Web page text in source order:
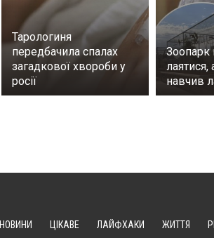
Тарологиня
передбачила спалах
загадкової хвороби у
росії
Зоопарк
лаятися,
навчив
НОВИНИ ЦІКАВЕ ЛАЙФХАКИ ЖИТТЯ